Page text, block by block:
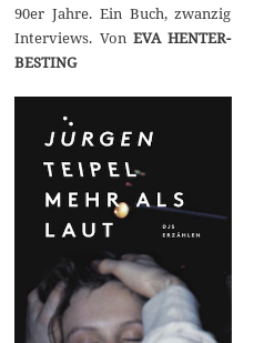
90er Jahre. Ein Buch, zwanzig
Interviews. VonEVA HENTER-
BESTING